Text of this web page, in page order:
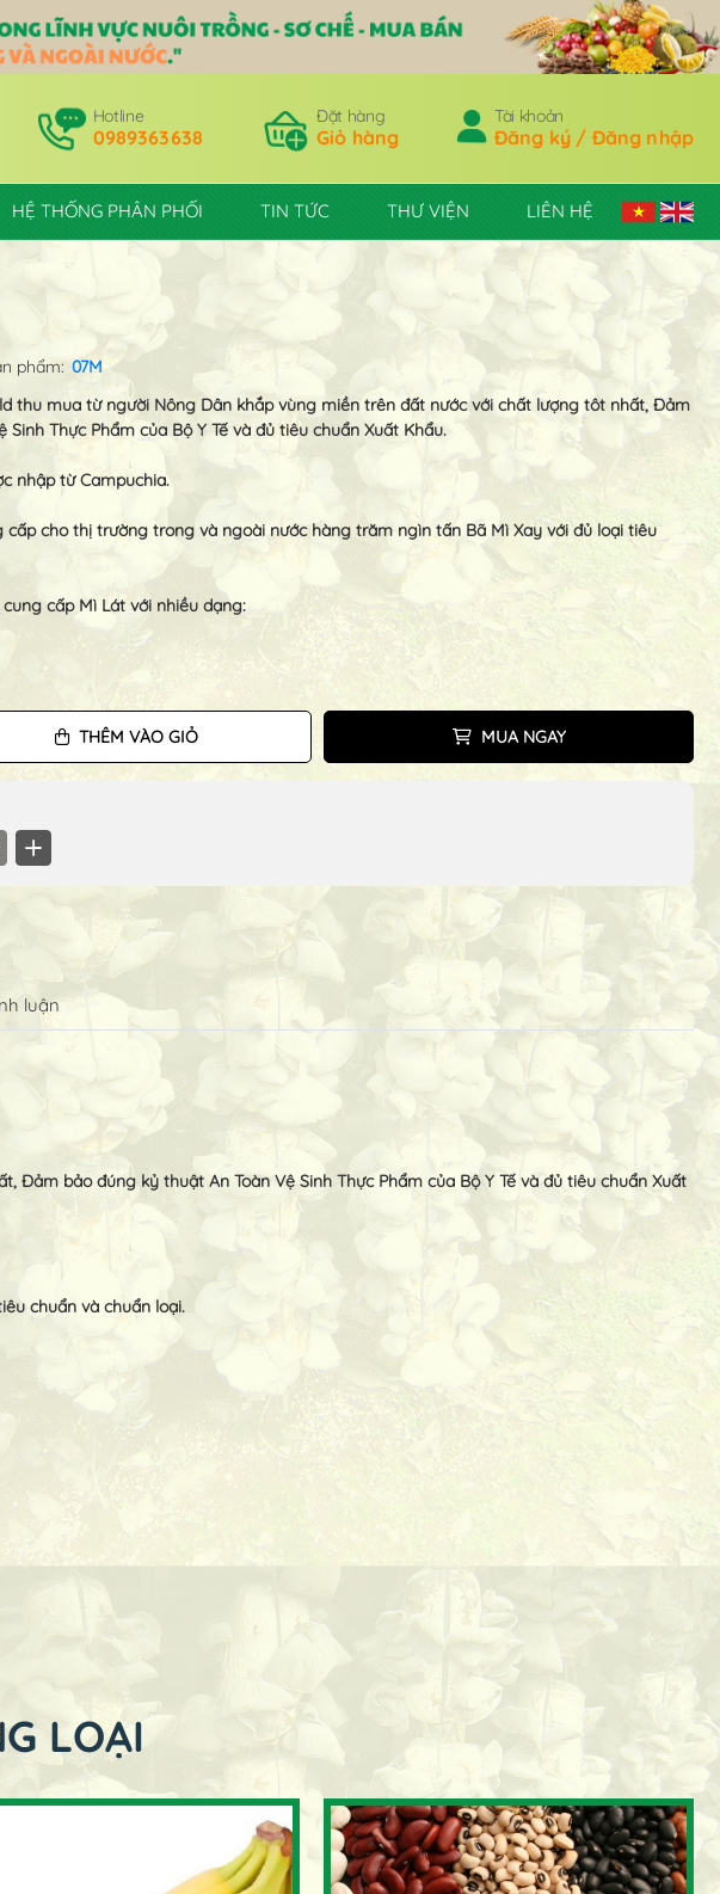
Hotline
0989363638
Đặt hàng
Giỏ hàng
Tài khoản
Đăng ký / Đăng nhập
HỆ THỐNG PHÂN PHỐI TIN TỨC THƯ VIỆN LIÊN HỆ
phẩm: 07M
thu mua từ người Nông Dân khắp vùng miền trên đất nước với chất lượng tôt nhất, Đảm
Thực Phẩm của Bộ Y Tế và đủ tiêu chuẩn Xuất Khẩu.
nhập từ Campuchia.
cấp cho thị trường trong và ngoài nước hàng trăm ngìn tấn Bã Mì Xay với đủ loại tiêu
cấp Mì Lát với nhiều dạng:
THÊM VÀO GIỎ MUA NGAY
luận
bảo đúng kỷ thuật An Toàn Vệ Sinh Thực Phẩm của Bộ Y Tế và đủ tiêu chuẩn Xuất
chuẩn và chuẩn loại.
LOẠI